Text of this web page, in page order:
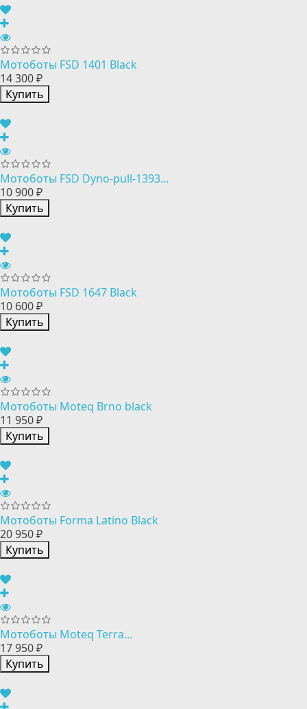
Мотоботы FSD 1401 Black
14 300 ₽
Купить
Мотоботы FSD Dyno-pull-1393...
10 900 ₽
Купить
Мотоботы FSD 1647 Black
10 600 ₽
Купить
Мотоботы Moteq Brno black
11 950 ₽
Купить
Мотоботы Forma Latino Black
20 950 ₽
Купить
Мотоботы Moteq Terra...
17 950 ₽
Купить